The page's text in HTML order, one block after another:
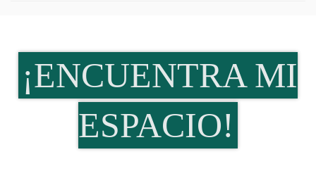
¡ENCUENTRA MI
ESPACIO!